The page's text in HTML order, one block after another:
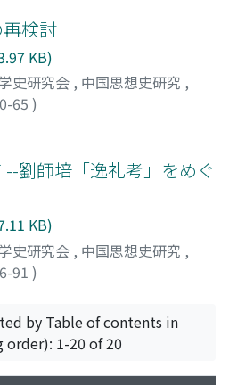
検討
KB)
史研究会 , 中国思想史研究 ,
65 )
劉師培「逸礼考」をめぐ
KB)
史研究会 , 中国思想史研究 ,
91 )
by Table of contents in
order): 1-20 of 20